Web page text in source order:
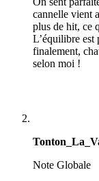
cannelle vient
plus de hit, ce
L’équilibre est
finalement,
selon moi !
Note Globale